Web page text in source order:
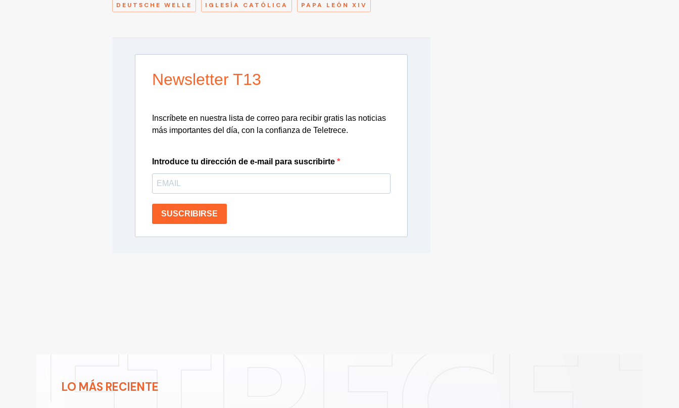
DEUTSCHE WELLE IGLESÍA CATÓLICA PAPA LEÓN XIV
Newsletter T13
Inscríbete en nuestra lista de correo para recibir gratis las noticias
más importantes del día, con la confianza de Teletrece.
Introduce tu dirección de e-mail para suscribirte
SUSCRIBIRSE
LO MÁS RECIENTE